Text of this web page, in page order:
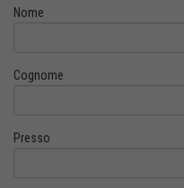
Nome
Cognome
Presso